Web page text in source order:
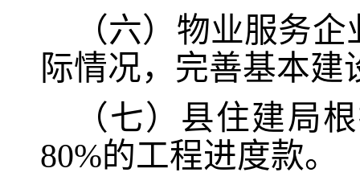
（六）物业服务
际情况，完善基本建
（七）县住建局
80%的工程进度款。